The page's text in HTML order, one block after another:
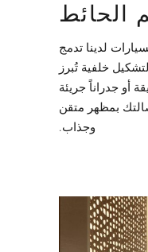
الحائط
لدينا تدمج
خلفية تُبرز
أو جدراناً جريئة
بمظهر متقن
وجذاب.